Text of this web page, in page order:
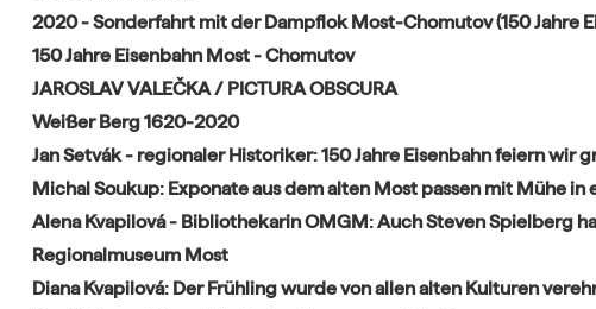
2020 - Sonderfahrt mit der Dampflok Most-Chomutov (150 Jahre
150 Jahre Eisenbahn Most - Chomutov
JAROSLAV VALEČKA / PICTURA OBSCURA
Weißer Berg 1620-2020
Jan Setvák - regionaler Historiker: 150 Jahre Eisenbahn feiern wir
Michal Soukup: Exponate aus dem alten Most passen mit Mühe in
Alena Kvapilová - Bibliothekarin OMGM: Auch Steven Spielberg
Regionalmuseum Most
Diana Kvapilová: Der Frühling wurde von allen alten Kulturen